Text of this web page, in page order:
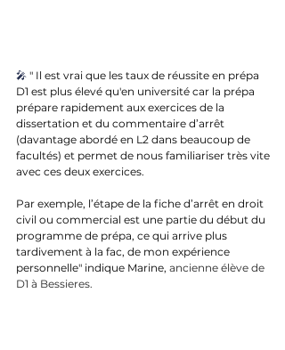
🎤 " Il est vrai que les taux de réussite en prépa
D1 est plus élevé qu'en université car la prépa
prépare rapidement aux exercices de la
dissertation et du commentaire d’arrêt
(davantage abordé en L2 dans beaucoup de
facultés) et permet de nous familiariser très vite
avec ces deux exercices.
Par exemple, l’étape de la fiche d’arrêt en droit
civil ou commercial est une partie du début du
programme de prépa, ce qui arrive plus
tardivement à la fac, de mon expérience
personnelle" indique Marine, ancienne élève de
D1 à Bessieres.